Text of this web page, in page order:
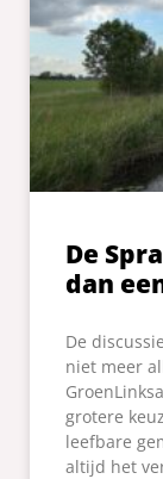
De
dan
De
niet meer
grotere
leefbare
altijd het